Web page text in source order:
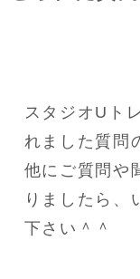
スタジオUト
れました質問
他にご質問や
りましたら、
下さい＾＾